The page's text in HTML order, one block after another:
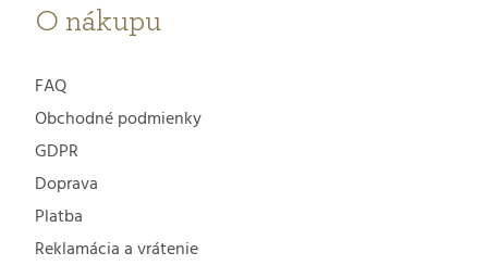
O nákupu
FAQ
Obchodné podmienky
GDPR
Doprava
Platba
Reklamácia a vrátenie